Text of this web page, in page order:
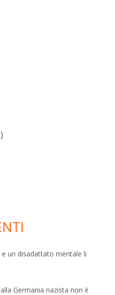
un disadattato mentale li
Germania nazista non è